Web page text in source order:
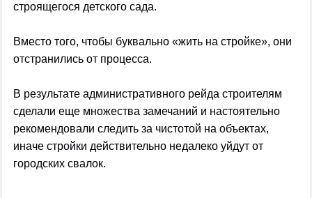
строящегося детского сада.
Вместо того, чтобы буквально «жить на стройке», они
отстранились от процесса.
В результате административного рейда строителям
сделали еще множества замечаний и настоятельно
рекомендовали следить за чистотой на объектах,
иначе стройки действительно недалеко уйдут от
городских свалок.